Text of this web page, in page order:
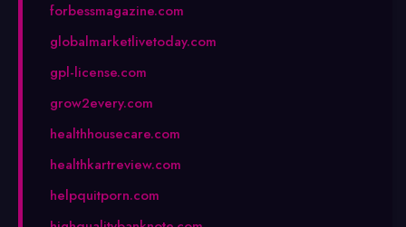
forbessmagazine.com
globalmarketlivetoday.com
gpl-license.com
grow2every.com
healthhousecare.com
healthkartreview.com
helpquitporn.com